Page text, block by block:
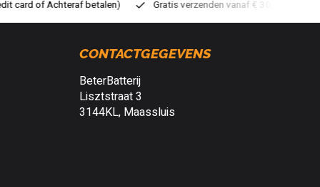
verzenden vanaf € 30,- (NL) Verzendkosten € 2,95 (NL)
CONTACTGEGEVENS
BeterBatterij
Lisztstraat 3
3144KL, Maassluis